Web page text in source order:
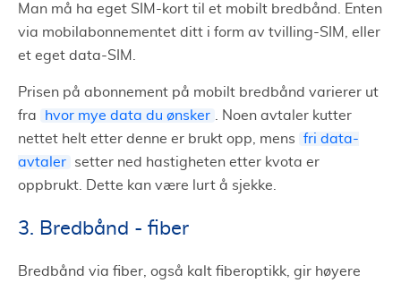
Man må ha eget SIM-kort til et mobilt bredbånd. Enten
via mobilabonnementet ditt i form av tvilling-SIM, eller
et eget data-SIM.
Prisen på abonnement på mobilt bredbånd varierer ut
fra
hvor mye data du ønsker
. Noen avtaler kutter
nettet helt etter denne er brukt opp, mens
fri data-
avtaler
setter ned hastigheten etter kvota er
oppbrukt. Dette kan være lurt å sjekke.
3. Bredbånd - fiber
Bredbånd via fiber, også kalt fiberoptikk, gir høyere